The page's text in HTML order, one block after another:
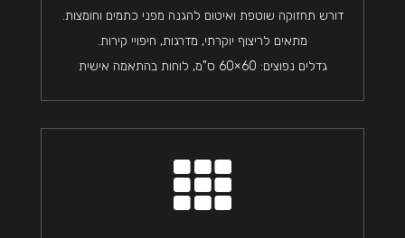
דורש תחזוקה שוטפת ואיטום להגנה מפני כתמים וחומצות.
מתאים לריצוף יוקרתי, מדרגות, חיפויי קירות.
גדלים נפוצים: 60×60 ס"מ, לוחות בהתאמה אישית
